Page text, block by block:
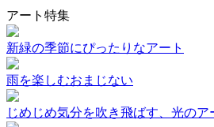
アート特集
新緑の季節にぴったりなアート
雨を楽しむおまじない
じめじめ気分を吹き飛ばす、光のア